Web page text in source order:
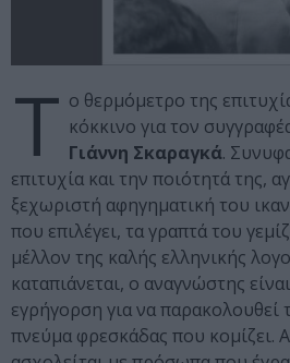
Τ ο θερμόμετρο της
κόκκινο για τον
Γιάννη Σκαραγκά.
επιτυχία και την ποιότητά της,
ξεχωριστή αφηγηματική του
που επιλέγει, τα γραπτά του
μέλλον της καλής ελληνικής
καταπιάνεται, ο αναγνώστης
εγρήγορση για να παρακολουθεί
πνεύμα φρεσκάδας που κομίζει.